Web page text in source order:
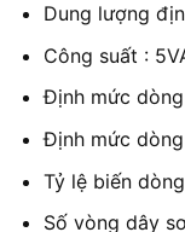
Dung lượng
Công suất :
Định mức
Định mức
Tỷ lệ biến
Số vòng dây